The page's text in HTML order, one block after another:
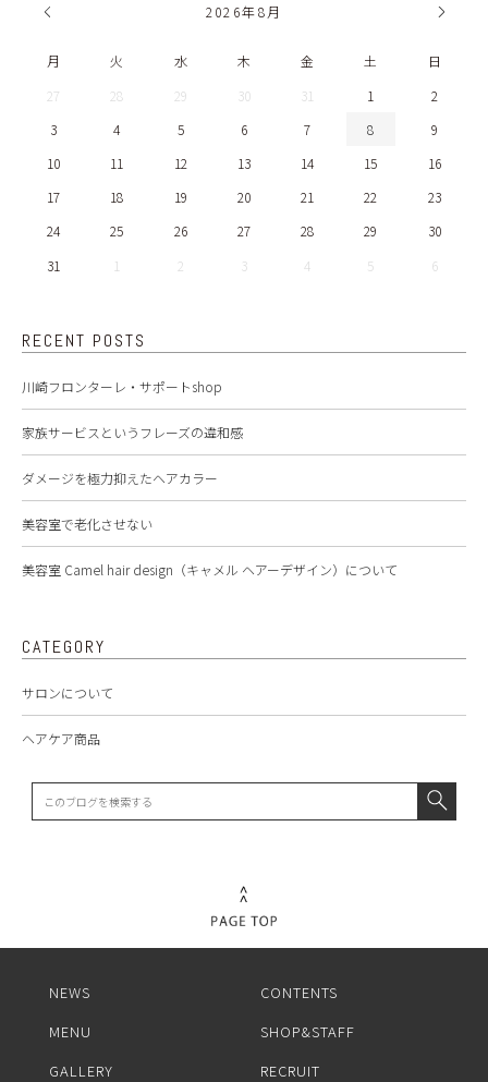
2026年8月
月 火 水 木 金 土
日
27
28 29 30 31 1
2
3
4 5 6 7 8
9
10
11 12 13 14 15
16
17
18 19 20 21 22
23
24
25 26 27 28 29
30
31
1 2 3 4 5 6
RECENT POSTS
川崎フロンターレ・サポートshop
家族サービスというフレーズの違和感
ダメージを極力抑えたヘアカラー
美容室で老化させない
美容室 Camel hair design（キャメル ヘアーデザイン）について
CATEGORY
サロンについて
ヘアケア商品
NEWS
CONTENTS
MENU
SHOP&STAFF
GALLERY
RECRUIT